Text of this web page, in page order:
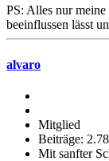
PS: Alles nur
beeinflussen lässt
alvaro
Mitglied
Beiträge:
Mit sanfter